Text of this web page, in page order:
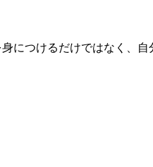
につけるだけではなく、